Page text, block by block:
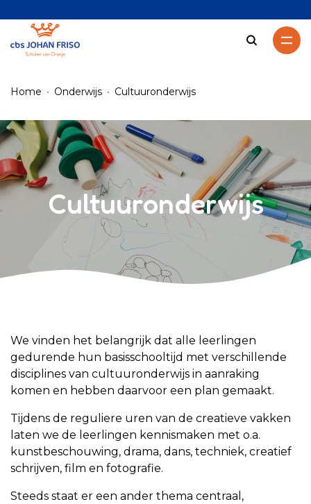
Zoeken
Home Onderwijs Cultuuronderwijs
Cultuuronderwijs
We vinden het belangrijk dat alle leerlingen
gedurende hun basisschooltijd met verschillende
disciplines van cultuuronderwijs in aanraking
komen en hebben daarvoor een plan gemaakt.
Tijdens de reguliere uren van de creatieve vakken
laten we de leerlingen kennismaken met o.a.
kunstbeschouwing, drama, dans, techniek, creatief
schrijven, film en fotografie.
Steeds staat er een ander thema centraal,